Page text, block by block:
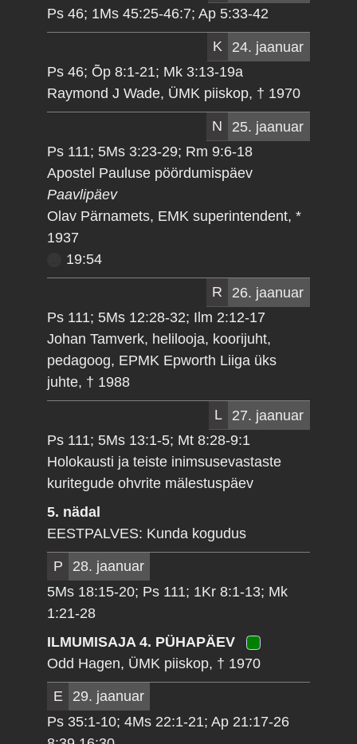
Ps 46; 1Ms 45:25-46:7; Ap 5:33-42
K
24. jaanuar
Ps 46; Õp 8:1-21; Mk 3:13-19a
Raymond J Wade, ÜMK piiskop, † 1970
N
25. jaanuar
Ps 111; 5Ms 3:23-29; Rm 9:6-18
Apostel Pauluse pöördumispäev
Paavlipäev
Olav Pärnamets, EMK superintendent, *
1937
19:54
R
26. jaanuar
Ps 111; 5Ms 12:28-32; Ilm 2:12-17
Johan Tamverk, helilooja, koorijuht,
pedagoog, EPMK Epworth Liiga üks
juhte, † 1988
L
27. jaanuar
Ps 111; 5Ms 13:1-5; Mt 8:28-9:1
Holokausti ja teiste inimsusevastaste
kuritegude ohvrite mälestuspäev
5. nädal
EESTPALVES: Kunda kogudus
P
28. jaanuar
5Ms 18:15-20; Ps 111; 1Kr 8:1-13; Mk
1:21-28
ILMUMISAJA 4. PÜHAPÄEV
Odd Hagen, ÜMK piiskop, † 1970
E
29. jaanuar
Ps 35:1-10; 4Ms 22:1-21; Ap 21:17-26